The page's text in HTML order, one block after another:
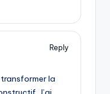
Reply
la